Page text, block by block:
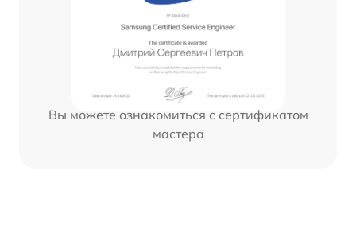
Вы можете ознакомиться с сертификатом
мастера